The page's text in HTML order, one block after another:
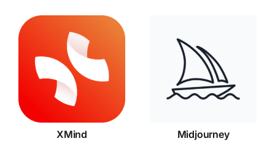
XMind
XMind
Midjourney
Midjourney